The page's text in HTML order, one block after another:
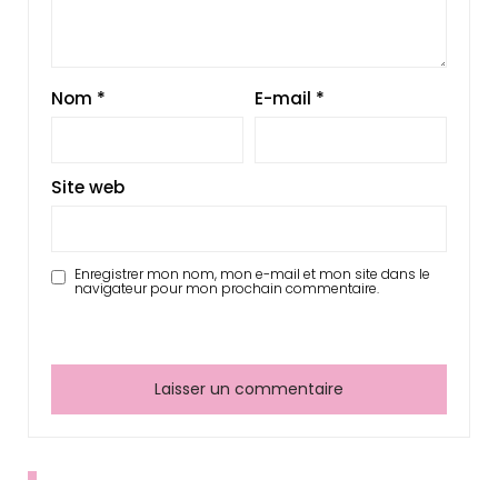
Nom * E-mail *
Site web
Enregistrer mon nom, mon e-mail et mon site dans le
navigateur pour mon prochain commentaire.